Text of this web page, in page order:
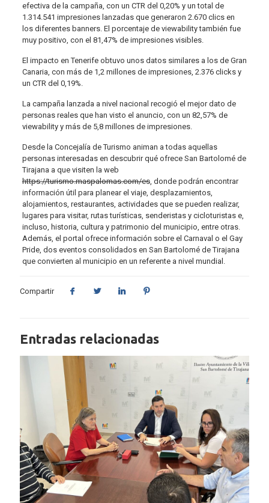
efectiva de la campaña, con un CTR del 0,20% y un total de
1.314.541 impresiones lanzadas que generaron 2.670 clics en
los diferentes banners. El porcentaje de viewability también fue
muy positivo, con el 81,47% de impresiones visibles.
El impacto en Tenerife obtuvo unos datos similares a los de Gran
Canaria, con más de 1,2 millones de impresiones, 2.376 clicks y
un CTR del 0,19%.
La campaña lanzada a nivel nacional recogió el mejor dato de
personas reales que han visto el anuncio, con un 82,57% de
viewability y más de 5,8 millones de impresiones.
Desde la Concejalía de Turismo animan a todas aquellas
personas interesadas en descubrir qué ofrece San Bartolomé de
Tirajana a que visiten la web
https://turismo.maspalomas.com/es, donde podrán encontrar
información útil para planear el viaje, desplazamientos,
alojamientos, restaurantes, actividades que se pueden realizar,
lugares para visitar, rutas turísticas, senderistas y cicloturistas e,
incluso, historia, cultura y patrimonio del municipio, entre otras.
Además, el portal ofrece información sobre el Carnaval o el Gay
Pride, dos eventos consolidados en San Bartolomé de Tirajana
que convierten al municipio en un referente a nivel mundial.
Compartir
Entradas relacionadas